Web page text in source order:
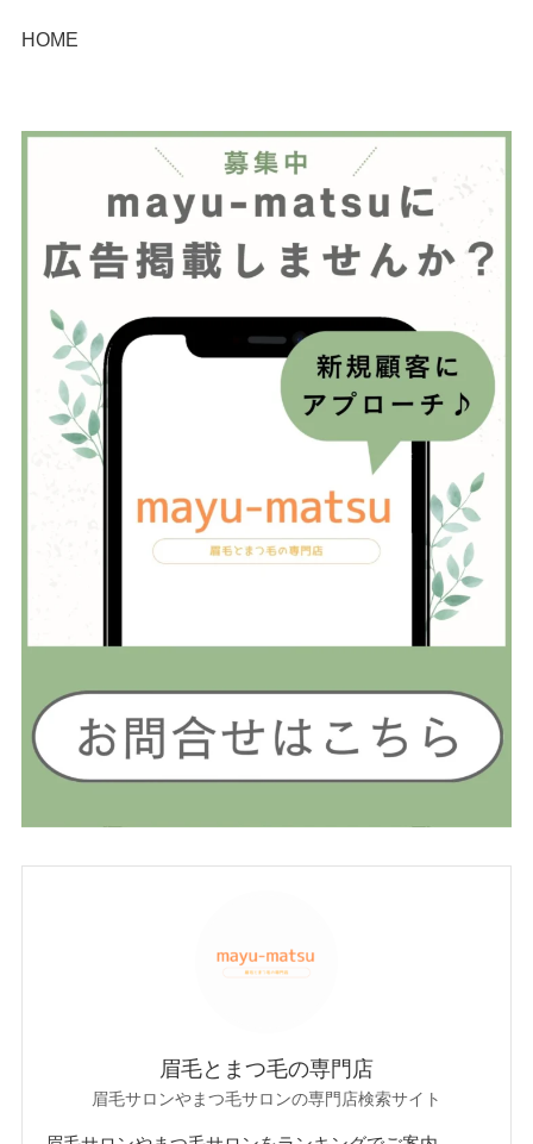
HOME
眉毛とまつ毛の専門店
眉毛サロンやまつ毛サロンの専門店検索サイト